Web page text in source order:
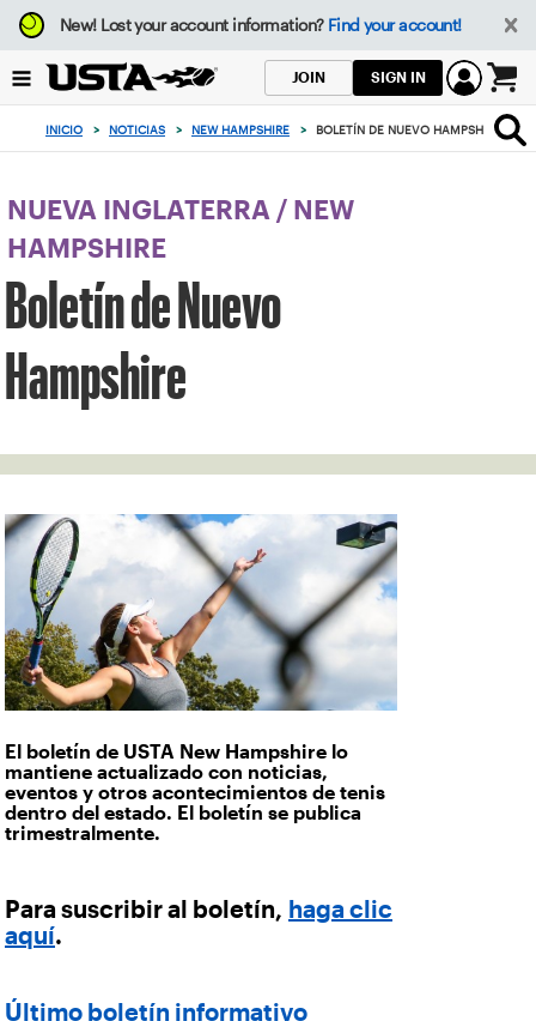
Enfoque
desde
botón
volver
principio
New!Lost your account information? Find your account!
JOIN SIGN IN
0
artículos
en
carrito
INICIO > NOTICIAS > NEW HAMPSHIRE > BOLETÍN DE NUEVO HAMPSHIRE
NUEVA INGLATERRA /
NEW
HAMPSHIRE
Boletín de Nuevo
Hampshire
El boletín de USTA New Hampshire lo
mantiene actualizado con noticias,
eventos y otros acontecimientos de tenis
dentro del estado. El boletín se publica
trimestralmente.
Para suscribir al boletín,
haga clic
aquí.
Último boletín informativo